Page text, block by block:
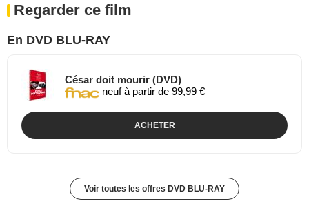
Regarder ce film
En DVD BLU-RAY
César doit mourir (DVD)
neuf à partir de 99,99 €
ACHETER
Voir toutes les offres DVD BLU-RAY